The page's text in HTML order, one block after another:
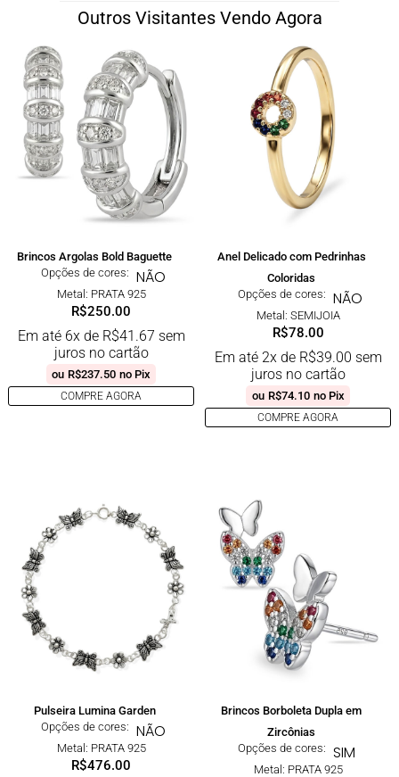
Outros Visitantes Vendo Agora
Brincos Argolas Bold Baguette
Opções de cores: NÃO
Metal: PRATA 925
R$250.00
Em até 6x de R$41.67 sem
juros no cartão
ou R$237.50 no Pix
COMPRE AGORA
Anel Delicado com Pedrinhas
Coloridas
Opções de cores: NÃO
Metal: SEMIJOIA
R$78.00
Em até 2x de R$39.00 sem
juros no cartão
ou R$74.10 no Pix
COMPRE AGORA
Pulseira Lumina Garden
Opções de cores: NÃO
Metal: PRATA 925
R$476.00
Brincos Borboleta Dupla em
Zircônias
Opções de cores: SIM
Metal: PRATA 925